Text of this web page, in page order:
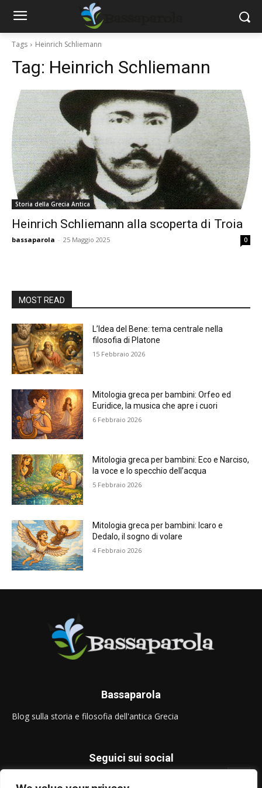
Tags Heinrich Schliemann
Tag: Heinrich Schliemann
Storia della Grecia Antica
Heinrich Schliemann alla scoperta di Troia
bassaparola - 25 Maggio 2025 0
MOST READ
L’Idea del Bene: tema centrale nella
filosofia di Platone
15 Febbraio 2026
Mitologia greca per bambini: Orfeo ed
Euridice, la musica che apre i cuori
6 Febbraio 2026
Mitologia greca per bambini: Eco e Narciso,
la voce e lo specchio dell’acqua
5 Febbraio 2026
Mitologia greca per bambini: Icaro e
Dedalo, il sogno di volare
4 Febbraio 2026
Bassaparola
Blog sulla storia e filosofia dell'antica Grecia
Seguici sui social